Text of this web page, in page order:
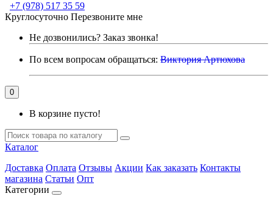
+7 (978) 517 35 59
Круглосуточно Перезвоните мне
Не дозвонились? Заказ звонка!
По всем вопросам обращаться: Виктория Артюхова
0
В корзине пусто!
Каталог
Доставка Оплата Отзывы Акции Как заказать Контакты
магазина Статьи Опт
Категории